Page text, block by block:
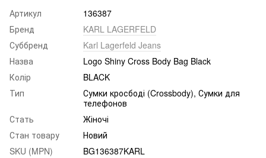
Артикул
136387
Бренд
KARL LAGERFELD
Суббренд
Karl Lagerfeld Jeans
Назва
Logo Shiny Cross Body Bag Black
Колір
BLACK
Тип
Сумки кросбоді (Crossbody), Сумки для
телефонов
Стать
Жіночі
Стан товару
Новий
SKU (MPN)
BG136387KARL